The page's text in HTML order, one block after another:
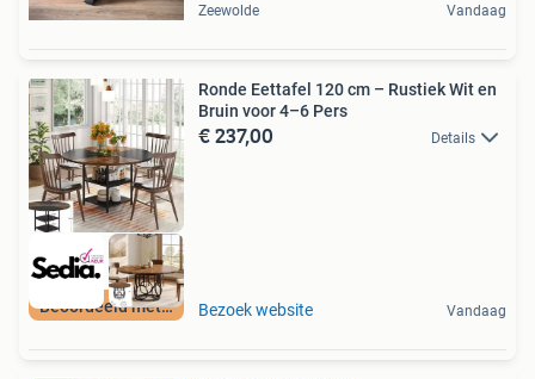
Zeewolde Vandaag
Beoordeeld met 9+
Ronde Eettafel 120 cm – Rustiek Wit en
Bruin voor 4–6 Pers
€ 237,00 Details
Bezoek website Vandaag